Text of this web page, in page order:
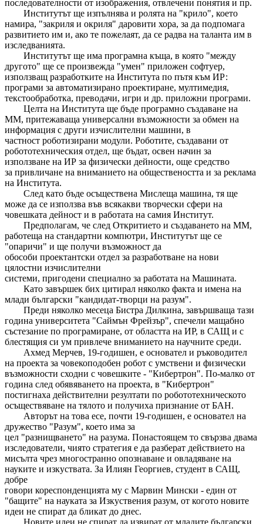
последователности от изображения, отвлечени понятия и пр.
Институтът ще изпълнява и ролята на "крило", което
намира, "закриля и окриля" даровити хора, за да подпомага
развитието им и, ако те пожелаят, да се радва на таланта им в
изследванията.
Институтът ще има програмна къща, в която "между
другото" ще се произвежда "умен" приложен софтуер,
използващ разработките на Института по пътя към ИР:
програми за автоматизирано проектиране, мултимедия,
текстообработка, преводачи, игри и др. приложни програми.
Целта на Института ще бъде програмно създаване на
ММ, притежаваща универсални възможности за обмен на
информация с други изчислителни машини, в
частност роботизирани модули. Роботите, създавани от
робототехническия отдел, ще бъдат, освен начин за
използване на ИР за физически дейности, още средство
за привличане на вниманието на обществеността и за реклама
на Института.
След като бъде осъществена Мислеща машина, тя ще
може да се използва във всякакви творчески сфери на
човешката дейност и в работата на самия Институт.
Предполагам, че след Откритието и създаването на ММ,
работеща на стандартни компютри, Институтът ще се
"опаричи" и ще получи възможност да
обособи проектантски отдел за разработване на нови
цялостни изчислителни
системи, пригодени специално за работата на Машината.
Като завършек бих цитирал няколко факта и имена на
млади български "кандидат-творци на разум".
Преди няколко месеца Бистра Дилкина, завършваща тази
година университета "Саймън Фрейзър", спечели мащабно
състезание по програмиране, от областта на ИР, в САЩ и с
блестящия си ум привлече вниманието на научните среди.
Ахмед Мерчев, 19-годишен, е основател и ръководител
на проекта за човекоподобен робот с умствени и физически
възможности сходни с човешките - "Кибертрон". По-малко от
година след обявяването на проекта, в "Кибертрон"
постигнаха действителни резултати по робототехническото
осъществяване на тялото и получиха признание от БАН.
Авторът на това есе, почти 19-годишен, е основател на
дружество "Разум", което има за
цел "разнищването" на разума. Понастоящем то свързва двама
изследователи, чиято стратегия е да разберат действието на
мисълта чрез многостранно опознаване и овладяване на
науките и изкуствата. За Илиян Георгиев, студент в САЩ,
добре
говори кореспонденцията му с Марвин Мински - един от
"бащите" на науката за Изкуствения разум, от когото новите
идеи не спират да бликат до днес.
Новите идеи не спират да извират от младите български